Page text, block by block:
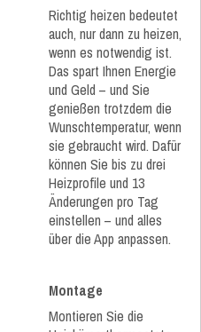
Richtig heizen bedeutet
auch, nur dann zu heizen,
wenn es notwendig ist.
Das spart Ihnen Energie
und Geld – und Sie
genießen trotzdem die
Wunschtemperatur, wenn
sie gebraucht wird. Dafür
können Sie bis zu drei
Heizprofile und 13
Änderungen pro Tag
einstellen – und alles
über die App anpassen.
Montage
Montieren Sie die